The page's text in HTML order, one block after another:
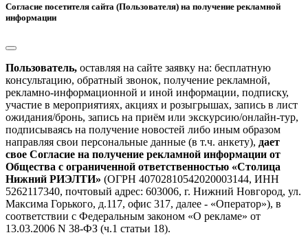
Согласие посетителя сайта (Пользователя) на получение рекламной
информации
Пользователь, оставляя на сайте заявку на: бесплатную
консультацию, обратный звонок, получение рекламной,
рекламно-информационной и иной информации, подписку,
участие в мероприятиях, акциях и розыгрышах, запись в лист
ожидания/бронь, запись на приём или экскурсию/онлайн-тур,
подписываясь на получение новостей либо иным образом
направляя свои персональные данные (в т.ч. анкету), дает
свое Согласие на получение рекламной информации от
Общества с ограниченной ответственностью «Столица
Нижний РИЭЛТИ» (ОГРН 40702810542020003144, ИНН
5262117340, почтовый адрес: 603006, г. Нижний Новгород, ул.
Максима Горького, д.117, офис 317, далее - «Оператор»), в
соответствии с Федеральным законом «О рекламе» от
13.03.2006 N 38-ФЗ (ч.1 статьи 18).